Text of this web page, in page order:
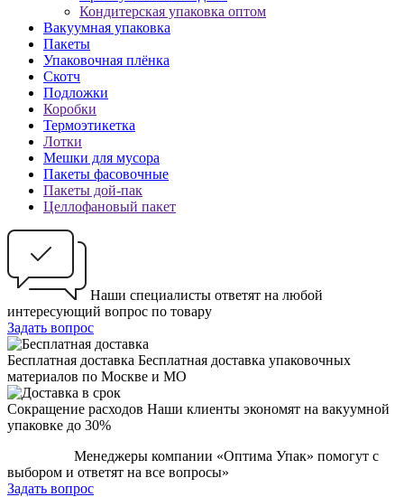
Кондитерская упаковка оптом
Вакуумная упаковка
Пакеты
Упаковочная плёнка
Скотч
Подложки
Коробки
Термоэтикетка
Лотки
Мешки для мусора
Пакеты фасовочные
Пакеты дой-пак
Целлофановый пакет
Наши специалисты ответят на любой
интересующий вопрос по товару
Задать вопрос
Бесплатная доставка Бесплатная доставка упаковочных
материалов по Москве и МО
Сокращение расходов Наши клиенты экономят на вакуумной
упаковке до 30%
Менеджеры компании «Оптима Упак» помогут с
выбором и ответят на все вопросы»
Задать вопрос